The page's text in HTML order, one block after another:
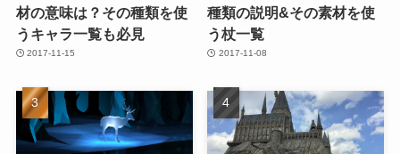
材の意味は？その種類を使
うキャラ一覧も必見
2017-11-15
種類の説明&その素材を使
う杖一覧
2017-11-08